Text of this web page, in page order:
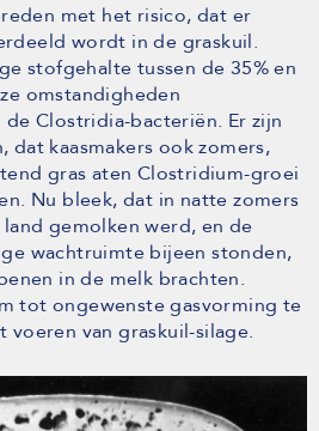
met het risico, dat er
wordt in de graskuil.
stofgehalte tussen de 35% en
omstandigheden
Clostridia-bacteriën. Er zijn
dat kaasmakers ook zomers,
gras aten Clostridium-groei
Nu bleek, dat in natte zomers
gemolken werd, en de
wachtruimte bijeen stonden,
in de melk brachten.
tot ongewenste gasvorming te
voeren van graskuil-silage.